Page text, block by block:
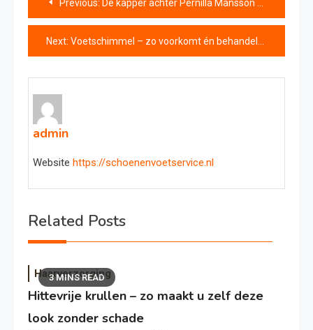
navigatie
Previous: De kapper achter Pernilla Månsson Colts geprezen grijze coupe
Next: Voetschimmel – zo voorkomt én behandelt u voetproblemen
admin
Website https://schoenenvoetservice.nl
Related Posts
3 MINS READ
Haarverzorging
Hittevrije krullen – zo maakt u zelf deze
look zonder schade